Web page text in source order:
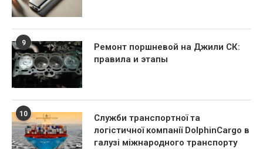
9
Ремонт поршневой на Джили СК:
правила и этапы
10
Служби транспортної та
логістичної компанії DolphinCargo в
галузі міжнародного транспорту